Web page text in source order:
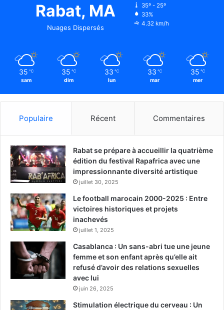
Rabat, MA
Nuages Dispersés
35º - 25º
33%
4.32 km/h
35 ℃
sam
35 ℃
dim
33 ℃
lun
33 ℃
mar
35 ℃
mer
Populaire Récent Commentaires
Rabat se prépare à accueillir la quatrième
édition du festival Rapafrica avec une
impressionnante diversité artistique
juillet 30, 2025
Le football marocain 2000-2025 : Entre
victoires historiques et projets
inachevés
juillet 1, 2025
Casablanca : Un sans-abri tue une jeune
femme et son enfant après qu’elle ait
refusé d’avoir des relations sexuelles
avec lui
juin 26, 2025
Stimulation électrique du cerveau : Un